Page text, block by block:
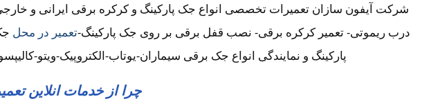
شرکت آیفون سازان تعمیرات تخصصی انواع جک پارکینگ و کرکره برقی ایرانی و
درب ریموتی- تعمیر کرکره برقی- نصب قفل برقی بر روی جک پارکینگ-تعمیر در محل
پارکینگ و نمایندگی انواع جک برقی سیماران-یوتاب-الکتروپیک-ویتو-
چرا از خدمات انلاین